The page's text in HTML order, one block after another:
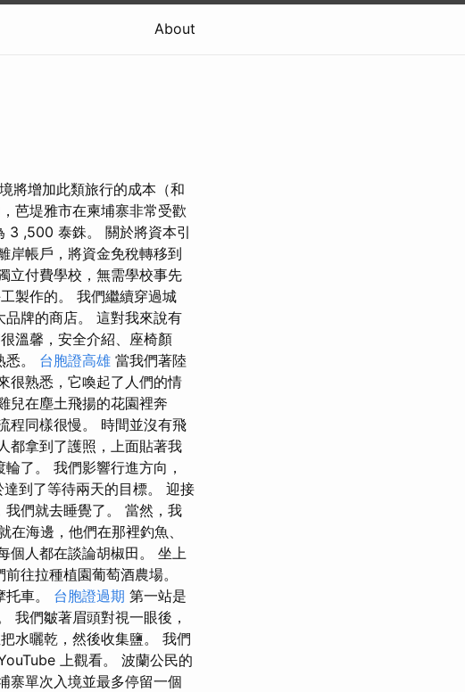
About
將增加此類旅行的成本（和
芭堤雅市在柬埔寨非常受歡
3 ,500 泰銖。 關於將資本引
岸帳戶，將資金免稅轉移到
立付費學校，無需學校事先
製作的。 我們繼續穿過城
牌的商店。 這對我來說有
溫馨，安全介紹、座椅顏
。 台胞證高雄 當我們著陸
很熟悉，它喚起了人們的情
兒在塵土飛揚的花園裡奔
程同樣很慢。 時間並沒有飛
都拿到了護照，上面貼著我
了。 我們影響行進方向，
到了等待兩天的目標。 迎接
們就去睡覺了。 當然，我
海邊，他們在那裡釣魚、
個人都在談論胡椒田。 坐上
往拉種植園葡萄酒農場。
車。 台胞證過期 第一站是
我們皺著眉頭對視一眼後，
水曬乾，然後收集鹽。 我們
上觀看。 波蘭公民的
寨單次入境並最多停留一個